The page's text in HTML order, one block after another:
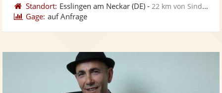
Standort: Esslingen am Neckar (DE) - 22 km von Sindelfingen
Gage: auf Anfrage